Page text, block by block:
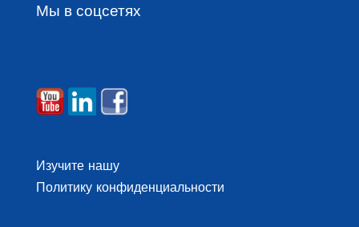
Мы в соцсетях
Изучите нашу
Политику конфиденциальности